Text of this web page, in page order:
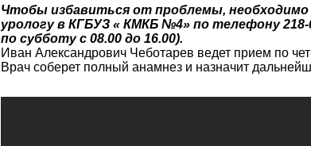
Чтобы избавиться от проблемы, необходимо
урологу в КГБУЗ « КМКБ №4» по телефону 218-
по субботу с 08.00 до 16.00).
Иван Александрович Чеботарев ведет прием по
Врач соберет полный анамнез и назначит